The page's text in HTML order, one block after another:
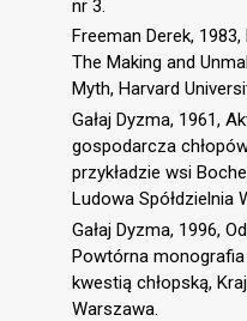
nr 3.
Freeman Derek,
The Making and
Myth, Harvard
Gałaj Dyzma, 1961,
gospodarcza
przykładzie wsi
Ludowa Spółdzielnia
Gałaj Dyzma, 1996,
Powtórna
kwestią chłopską,
Warszawa.